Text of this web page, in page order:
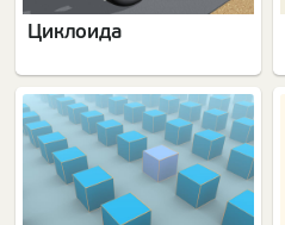
Циклоида